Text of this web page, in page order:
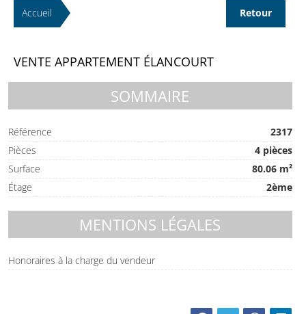
Accueil Retour
VENTE APPARTEMENT ÉLANCOURT
SOMMAIRE
Référence
2317
Pièces
4 pièces
Surface
80.06 m²
Étage
2ème
MENTIONS LÉGALES
Honoraires à la charge du vendeur